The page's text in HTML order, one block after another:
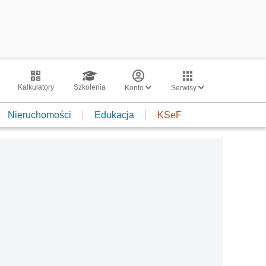
Kalkulatory Szkolenia Konto Serwisy
Nieruchomości Edukacja KSeF